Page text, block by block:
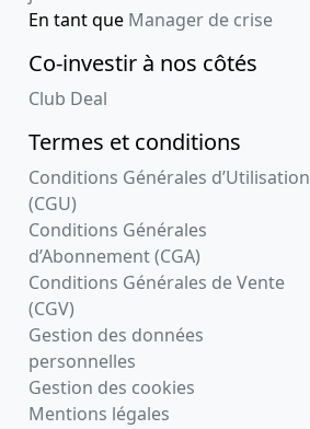
En tant que Manager de crise
Co-investir à nos côtés
Club Deal
Termes et conditions
Conditions Générales d’Utilisation
(CGU)
Conditions Générales
d’Abonnement (CGA)
Conditions Générales de Vente
(CGV)
Gestion des données
personnelles
Gestion des cookies
Mentions légales